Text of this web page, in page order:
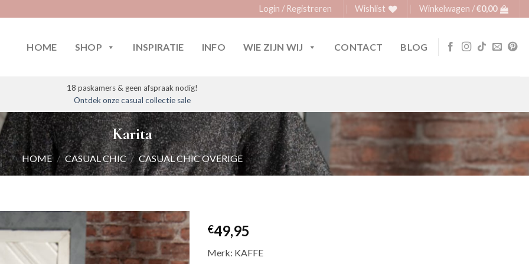
Login / Registreren Wishlist Winkelwagen /€0,00
HOME SHOP INSPIRATIE INFO WIE ZIJN WIJ CONTACT BLOG
18 paskamers & geen afspraak nodig!
Ontdek onze casual collectie sale
Karita
HOME / CASUAL CHIC / CASUAL CHIC OVERIGE
€49,95
Merk: KAFFE